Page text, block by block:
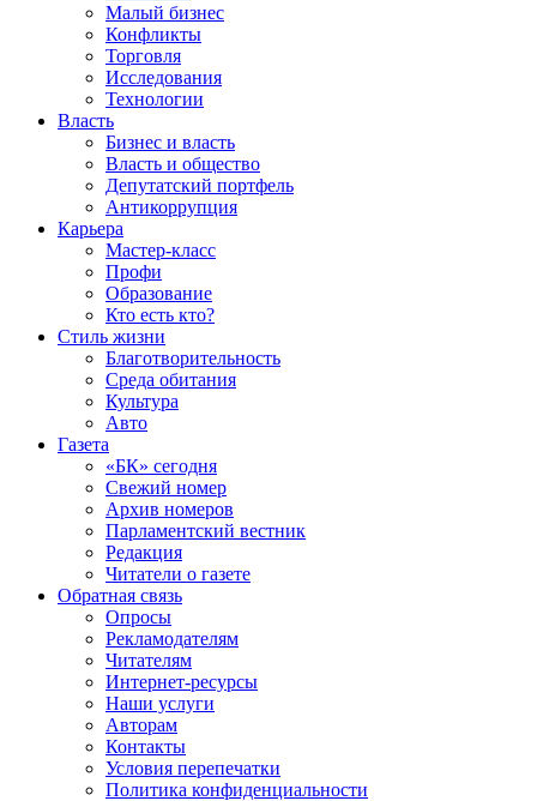
Малый бизнес
Конфликты
Торговля
Исследования
Технологии
Власть
Бизнес и власть
Власть и общество
Депутатский портфель
Антикоррупция
Карьера
Мастер-класс
Профи
Образование
Кто есть кто?
Стиль жизни
Благотворительность
Среда обитания
Культура
Авто
Газета
«БК» сегодня
Свежий номер
Архив номеров
Парламентский вестник
Редакция
Читатели о газете
Обратная связь
Опросы
Рекламодателям
Читателям
Интернет-ресурсы
Наши услуги
Авторам
Контакты
Условия перепечатки
Политика конфиденциальности